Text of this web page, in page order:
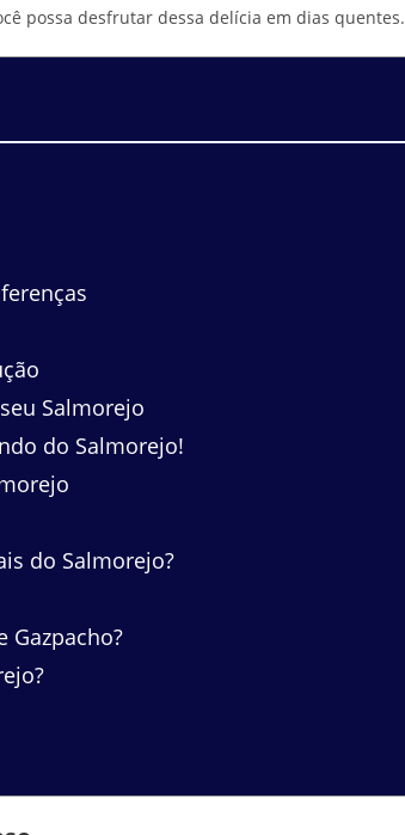
possa desfrutar dessa delícia em dias quentes.
Salmorejo
do Salmorejo!
do Salmorejo?
Gazpacho?